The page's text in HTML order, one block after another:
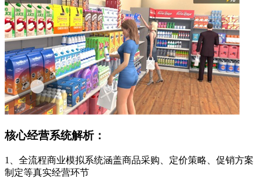
核心经营系统解析：
1、全流程商业模拟系统涵盖商品采购、定价策略、促销方案
制定等真实经营环节